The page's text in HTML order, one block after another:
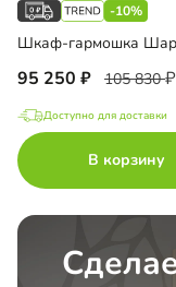
-10%
95 250 105 830
Доступно для доставки
В корзину